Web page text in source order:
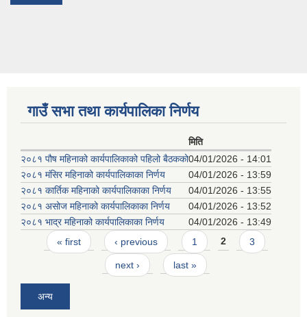
गाउँ सभा तथा कार्यपालिका निर्णय
मिति
२०८१ पौष महिनाको कार्यपालिकाको पहिलो बैठकको04/01/2026 - 14:01
२०८१ मंसिर महिनाको कार्यपालिकाका निर्णय
04/01/2026 - 13:59
२०८१ कार्तिक महिनाको कार्यपालिकाका निर्णय
04/01/2026 - 13:55
२०८१ असोज महिनाको कार्यपालिकाका निर्णय
04/01/2026 - 13:52
२०८१ भाद्र महिनाको कार्यपालिकाका निर्णय
04/01/2026 - 13:49
Pages
« first ‹ previous 1 2 3
next › last »
अन्य